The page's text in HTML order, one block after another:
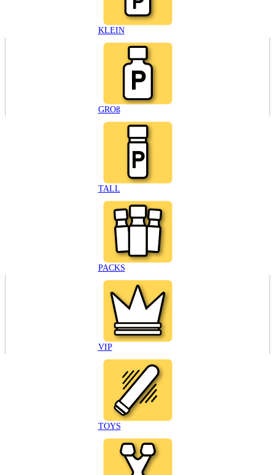
KLEIN
GROß
TALL
PACKS
VIP
TOYS